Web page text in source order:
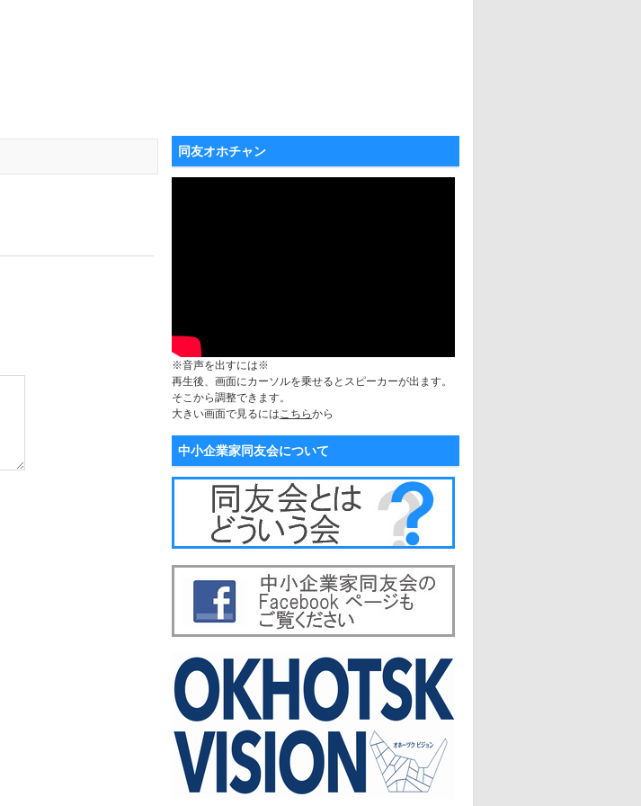
同友オホチャン
※音声を出すには※
再生後、画面にカーソルを乗せるとスピーカーが出ます。
そこから調整できます。
大きい画面で見るにはこちらから
中小企業家同友会について